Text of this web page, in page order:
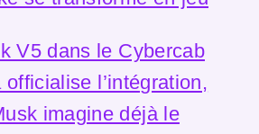
V5 dans le Cybercab
officialise l’intégration,
imagine déjà le